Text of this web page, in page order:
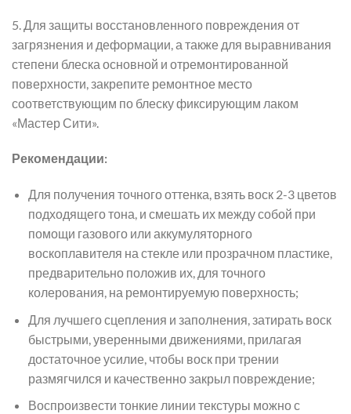
5. Для защиты восстановленного повреждения от
загрязнения и деформации, а также для выравнивания
степени блеска основной и отремонтированной
поверхности, закрепите ремонтное место
соответствующим по блеску фиксирующим лаком
«Мастер Сити».
Рекомендации:
Для получения точного оттенка, взять воск 2-3 цветов
подходящего тона, и смешать их между собой при
помощи газового или аккумуляторного
воскоплавителя на стекле или прозрачном пластике,
предварительно положив их, для точного
колерования, на ремонтируемую поверхность;
Для лучшего сцепления и заполнения, затирать воск
быстрыми, уверенными движениями, прилагая
достаточное усилие, чтобы воск при трении
размягчился и качественно закрыл повреждение;
Воспроизвести тонкие линии текстуры можно с